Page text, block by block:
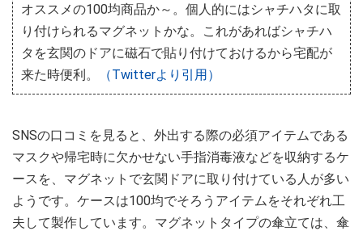
オススメの100均商品か～。個人的にはシャチハタに取
り付けられるマグネットかな。これがあればシャチハ
タを玄関のドアに磁石で貼り付けておけるから宅配が
来た時便利。
（Twitterより引用）
SNSの口コミを見ると、外出する際の必須アイテムである
マスクや帰宅時に欠かせない手指消毒液などを収納するケ
ースを、マグネットで玄関ドアに取り付けている人が多い
ようです。ケースは100均でそろうアイテムをそれぞれ工
夫して製作しています。マグネットタイプの傘立ては、傘